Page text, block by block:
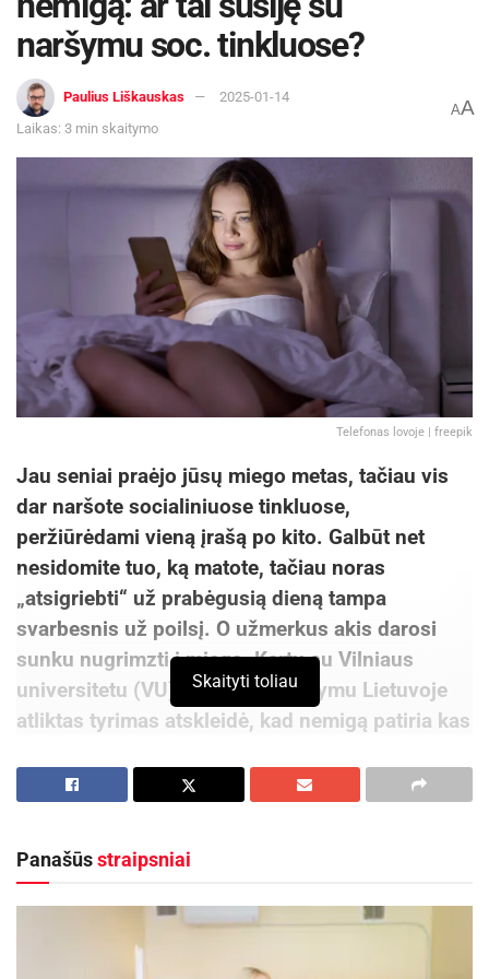
naršymu soc. tinkluose?
Paulius Liškauskas
2025-01-14
Laikas: 3 min skaitymo
AA
Telefonas lovoje | freepik
Jau seniai praėjo jūsų miego metas, tačiau vis
dar naršote socialiniuose tinkluose,
peržiūrėdami vieną įrašą po kito. Galbūt net
nesidomite tuo, ką matote, tačiau noras
„atsigriebti“ už prabėgusią dieną tampa
svarbesnis už poilsį. O užmerkus akis darosi
sunku nugrimzti į miegą. Kartu su Vilniaus
universitetu (VU), „Tele2“ užsakymu Lietuvoje
atliktas tyrimas atskleidė, kad nemigą patiria kas
Kaip ekranai trikdo poilsį?
„Kiekvieną dieną stengiamės nuveikti kuo
daugiau, „nuversti kalnus“, tačiau mūsų
smegenys tiesiog nepajėgia atlaikyti tokio
tempo. Dėl padidėjusio streso tampa sunkiau
Skaityti toliau
Panašūsstraipsniai